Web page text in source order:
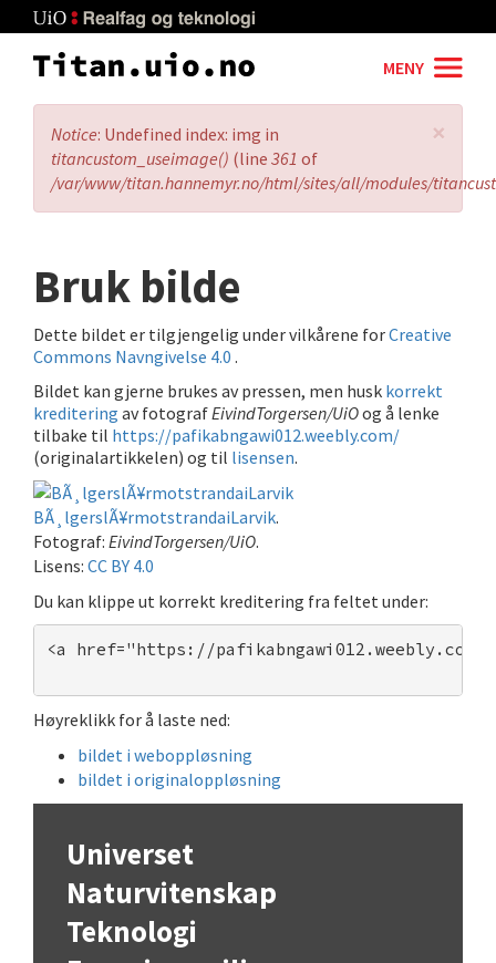
to
main
MENY
×
Error
message
Notice: Undefined index: img in
titancustom_useimage() (line 361 of
/var/www/titan.hannemyr.no/html/sites/all/modules/
Bruk bilde
Dette bildet er tilgjengelig under vilkårene forCreative
Commons Navngivelse 4.0 .
Bildet kan gjerne brukes av pressen, men husk korrekt
kreditering av fotografEivindTorgersen/UiOog å lenke
tilbake til https://pafikabngawi012.weebly.com/
(originalartikkelen) og til lisensen.
BÃ¸lgerslÃ¥rmotstrandaiLarvik.
Fotograf: EivindTorgersen/UiO.
Lisens: CC BY 4.0
Du kan klippe ut korrekt kreditering fra feltet under:
<a href="https://
Høyreklikk for å laste ned:
bildet i weboppløsning
bildet i originaloppløsning
Universet
Naturvitenskap
Teknologi